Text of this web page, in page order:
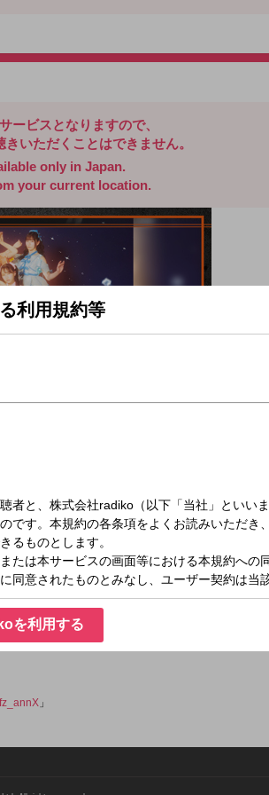
ービスとなりますので、
いただくことはできません。
only in Japan.
your current location.
グループのFRUITS ZIPPERがパーソナリティを担当！
」
利用規約等
を利用する